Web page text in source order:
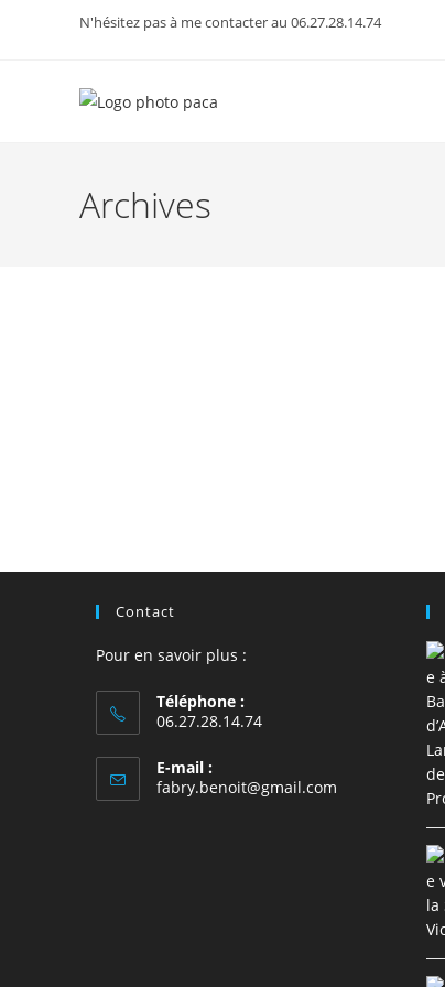
N'hésitez pas à me contacter au 06.27.28.14.74
Archives
Contact
Pour en savoir plus :
Téléphone :
06.27.28.14.74
E-mail :
fabry.benoit@gmail.com